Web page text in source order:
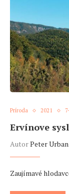
Príroda 2021
Ervínove
AutorPeter Urban
Zaujímavé